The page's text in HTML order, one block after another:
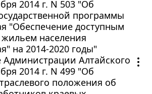
2014 г. N 503 "Об
программы
"Обеспечение доступным
населения
на 2014-2020 годы"
Администрации Алтайского
2014 г. N 499 "Об
положения об